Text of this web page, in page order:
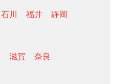
石川 福井 静岡
滋賀 奈良